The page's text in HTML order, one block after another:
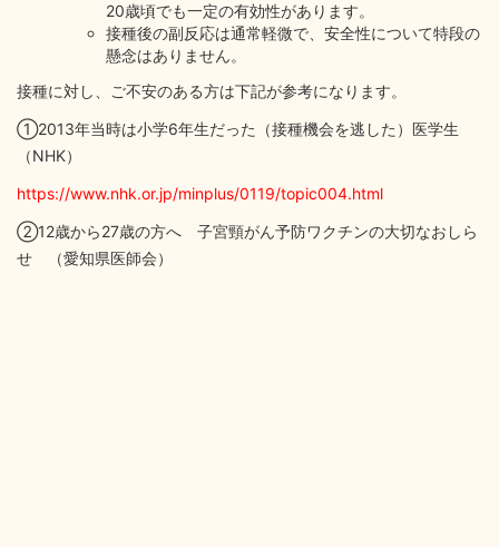
20歳頃でも一定の有効性があります。
接種後の副反応は通常軽微で、安全性について特段の
懸念はありません。
接種に対し、ご不安のある方は下記が参考になります。
①2013年当時は小学6年生だった（接種機会を逃した）医学生
（NHK）
https://www.nhk.or.jp/minplus/0119/topic004.html
②12歳から27歳の方へ 子宮頸がん予防ワクチンの大切なおしら
せ （愛知県医師会）